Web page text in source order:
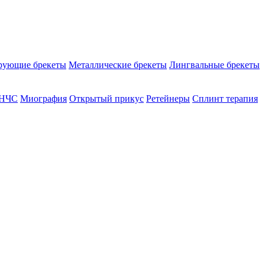
брекеты Металлические брекеты Лингвальные брекеты
Миография Открытый прикус Ретейнеры Сплинт терапия